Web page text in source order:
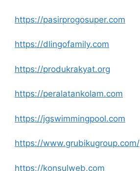
https://pasirprogosuper.com
https://dlingofamily.com
https://produkrakyat.org
https://peralatankolam.com
https://jgswimmingpool.com
https://www.grubikugroup.com/
https://konsulweb.com